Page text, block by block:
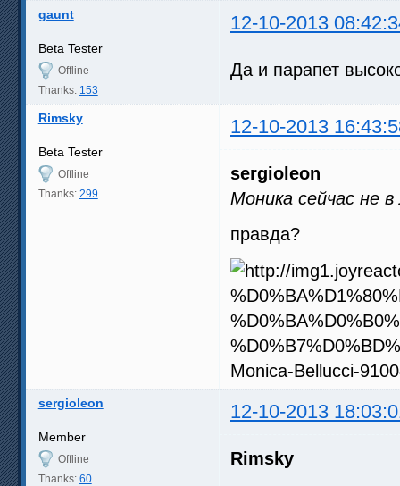
gaunt 12-10-2013
Beta Tester
Offline
Thanks: 153
Да и парапет
Rimsky 12-10-2013
Beta Tester
Offline
Thanks: 299
sergioleon
Моника сейчас не
правда?
sergioleon 12-10-2013
Member
Offline
Thanks: 60
Rimsky